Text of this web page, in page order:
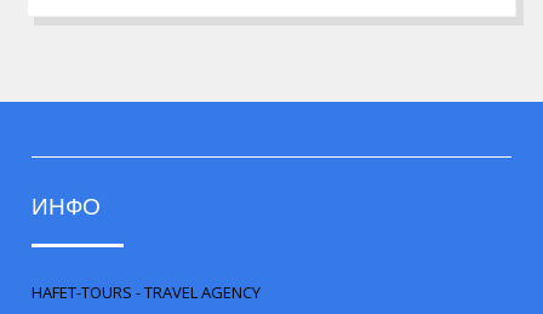
ИНФО
HAFET-TOURS - TRAVEL AGENCY